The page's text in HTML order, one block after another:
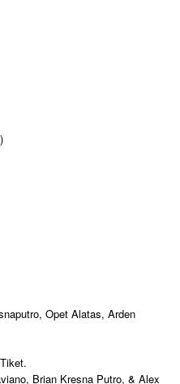
Opet Alatas, Arden
Brian Kresna Putro, & Alex